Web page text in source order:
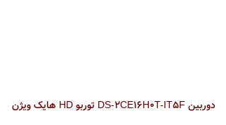
دوربین DS-2CE16H0T-IT5F توربو HD هایک ویژن